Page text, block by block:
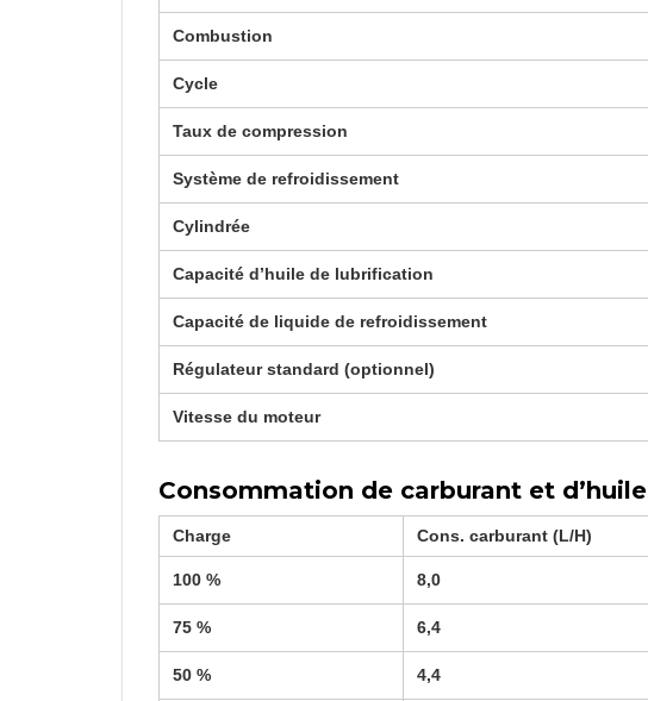
Combustion
Cycle
Taux de compression
Système de refroidissement
Cylindrée
Capacité d’huile de lubrification
Capacité de liquide de refroidissement
Régulateur standard (optionnel)
Vitesse du moteur
Consommation de carburant et d’huile
Charge Cons. carburant (L/H)
100 % 8,0
75 % 6,4
50 % 4,4